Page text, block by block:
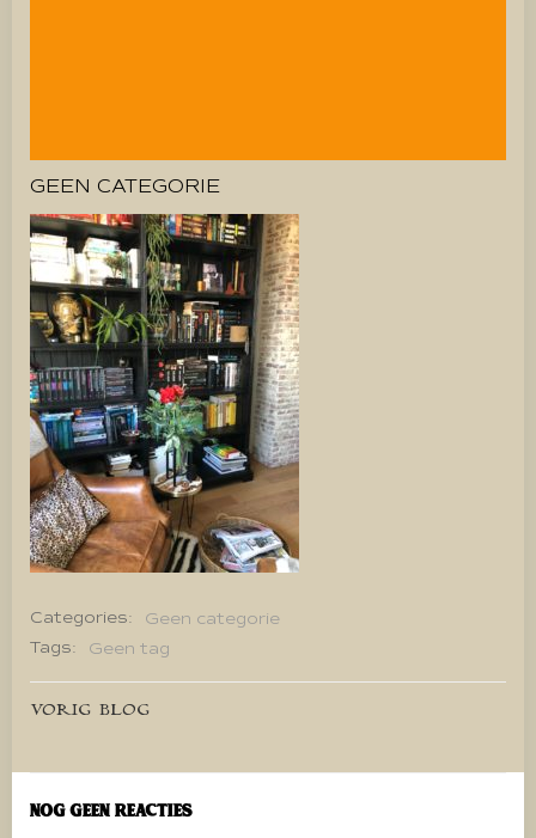
GEEN CATEGORIE
Categories:
Geen categorie
Tags:
Geen tag
Bericht
navigatie
VORIG BLOG
Nog geen reacties